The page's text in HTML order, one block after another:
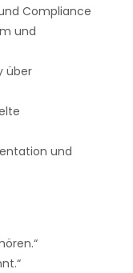
Compliance
und
über
und